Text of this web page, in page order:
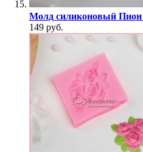
Молд силиконовый Пион
149 руб.